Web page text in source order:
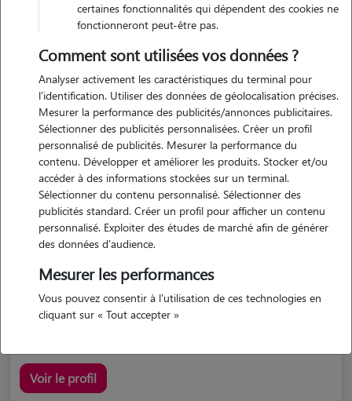
Pauline
PERIERS 50190
maison possède des animaux
j'ai fait un bac pro cgeh, je travaillais en tant que...
Voir le profil
certaines fonctionnalités qui dépendent des cookies ne
fonctionneront peut-être pas.
Comment sont utilisées vos données ?
Analyser activement les caractéristiques du terminal pour
l'identification. Utiliser des données de géolocalisation précises.
Mesurer la performance des publicités/annonces publicitaires.
Sélectionner des publicités personnalisées. Créer un profil
personnalisé de publicités. Mesurer la performance du
contenu. Développer et améliorer les produits. Stocker et/ou
accéder à des informations stockées sur un terminal.
Sélectionner du contenu personnalisé. Sélectionner des
publicités standard. Créer un profil pour afficher un contenu
personnalisé. Exploiter des études de marché afin de générer
des données d'audience.
Mesurer les performances
Vous pouvez consentir à l'utilisation de ces technologies en
cliquant sur « Tout accepter »